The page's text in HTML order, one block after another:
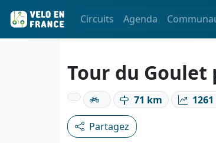
Circuits Agenda
Tour du Goulet
71 km
Partagez